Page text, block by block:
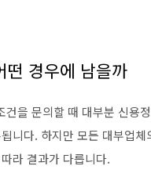
떤 경우에 남을까
건을 문의할 때 대부분 신용
니다. 하지만 모든 대부업
라 결과가 다릅니다.